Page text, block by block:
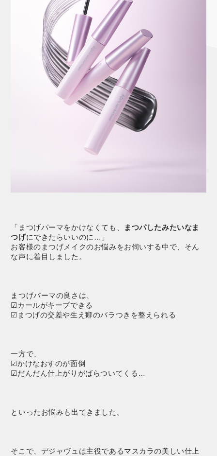
「まつげパーマをかけなくても、
まつパしたみたいなま
つげにできたらいいのに…」
お客様のまつげメイクのお悩みをお伺いする中で、そん
な声に着目しました。
まつげパーマの良さは、
☑カールがキープできる
☑まつげの交差や生え癖のバラつきを整えられる
一方で、
☑かけなおすのが面倒
☑だんだん仕上がりがばらついてくる…
といったお悩みも出てきました。
そこで、デジャヴュは主役であるマスカラの美しい仕上